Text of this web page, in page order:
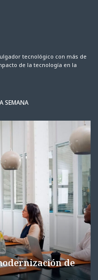
tecnológico con más de
de la tecnología en la
SEMANA
de